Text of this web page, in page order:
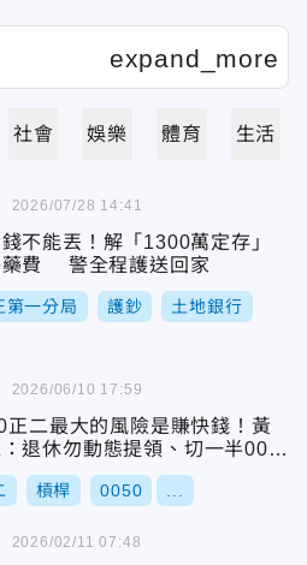
社會 娛樂 體育 生活
不能丟！解「1300萬定存」
藥費 警全程護送回家
第一分局 護鈔 土地銀行
2026/07/28 14:41
正二最大的風險是賺快錢！黃
退休勿動態提領、切一半005
存
槓桿 0050
2026/06/10 17:59
2026/02/11 07:48